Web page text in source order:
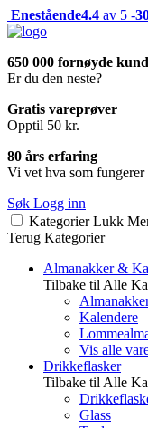
Enestående4.4 av 5 -
650 000 fornøyde
Er du den neste?
Gratis vareprøver
Opptil 50 kr.
80 års erfaring
Vi vet hva som fungerer
Søk Logg inn
Kategorier Lukk
Terug Kategorier
Almanakker &
Tilbake til Alle
Kalendere
Vis alle
Drikkeflasker
Tilbake til Alle
Glass